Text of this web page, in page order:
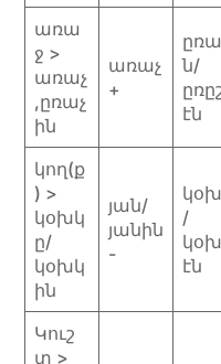
առա
ջ >
առաչ
,ըռաչ
ին
առաչ
+
ն/
էն
կող(ք
) >
կօխկ
ը/
կօխկ
ին
յան/
յանին
-
/
էն
Կուշ
տ >